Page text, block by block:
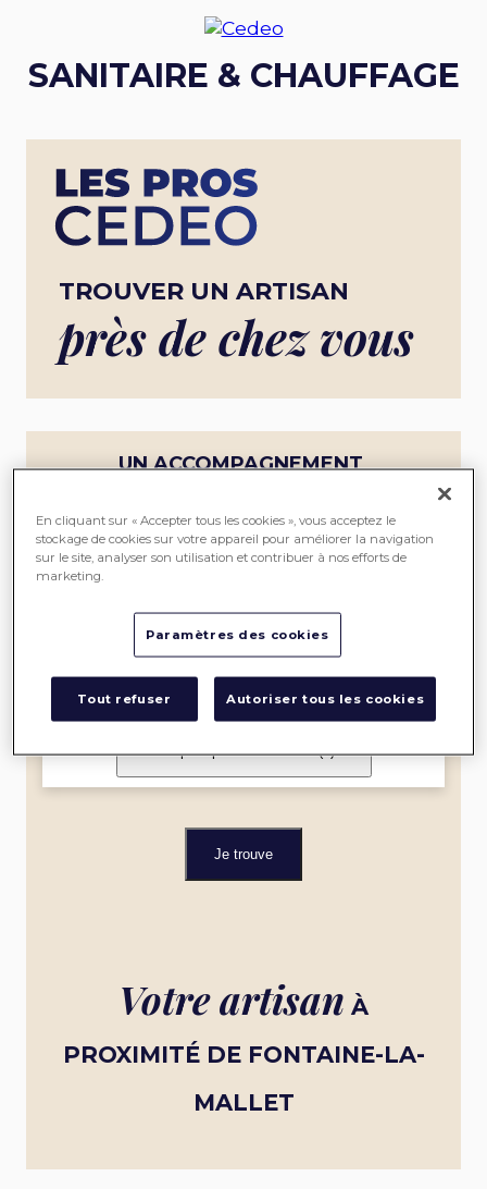
SANITAIRE & CHAUFFAGE
TROUVER UN ARTISAN
près de chez vous
UN ACCOMPAGNEMENT
ME
Je filtre par spécialité et label(0)
Je trouve
Votre artisan À
PROXIMITÉ DE FONTAINE-LA-
MALLET
En cliquant sur « Accepter tous les cookies », vous acceptez le
stockage de cookies sur votre appareil pour améliorer la navigation
sur le site, analyser son utilisation et contribuer à nos efforts de
marketing.
Paramètres des cookies
Tout refuser Autoriser tous les cookies